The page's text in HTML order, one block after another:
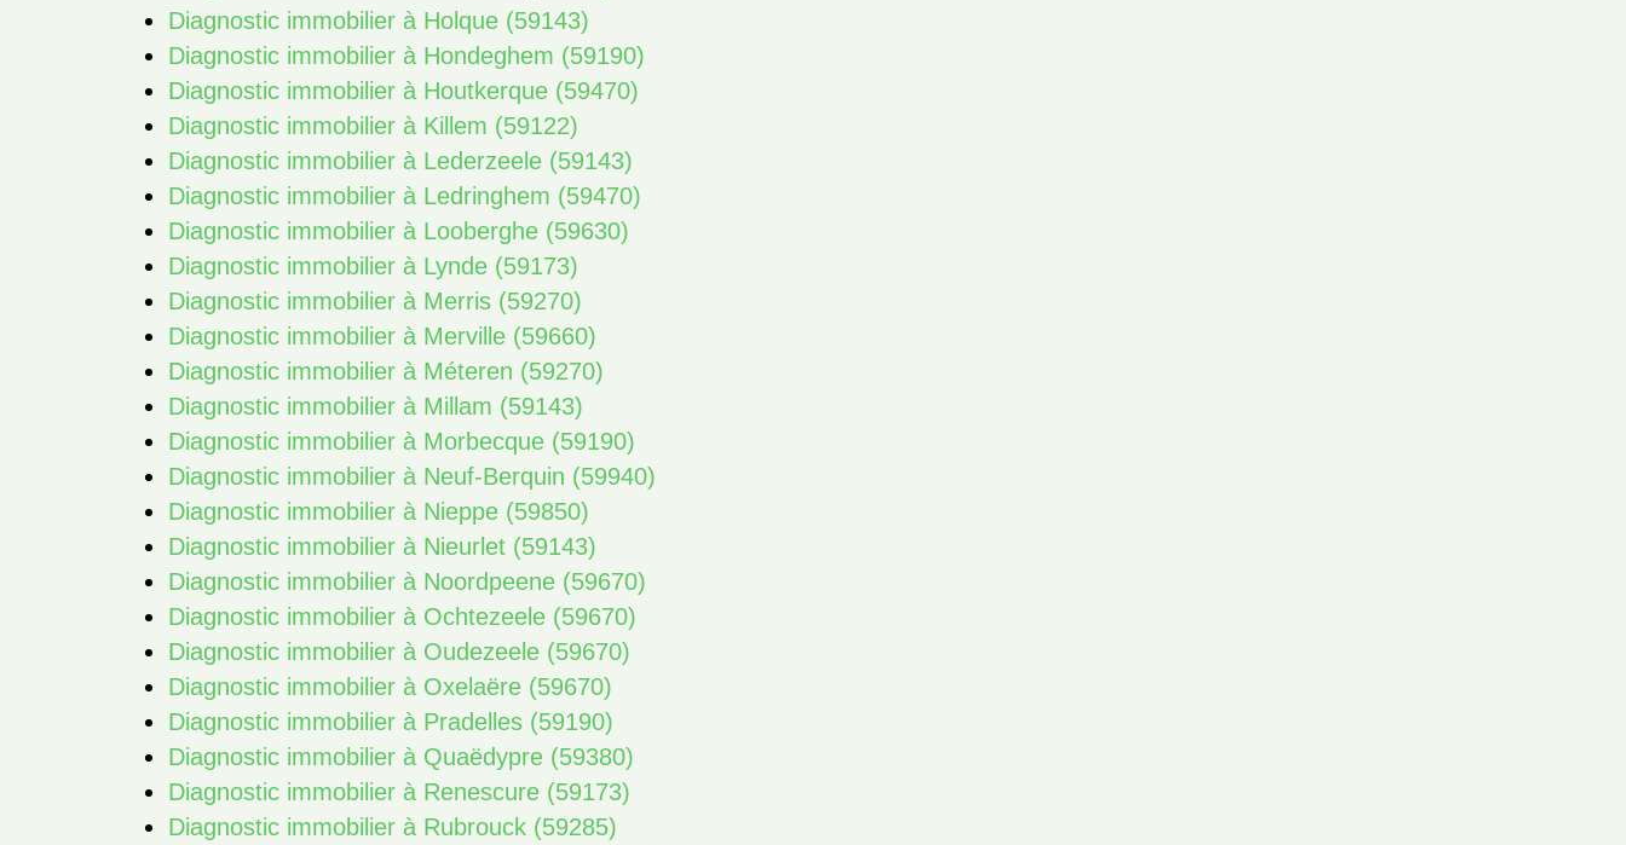
Diagnostic immobilier à Holque (59143)
Diagnostic immobilier à Hondeghem (59190)
Diagnostic immobilier à Houtkerque (59470)
Diagnostic immobilier à Killem (59122)
Diagnostic immobilier à Lederzeele (59143)
Diagnostic immobilier à Ledringhem (59470)
Diagnostic immobilier à Looberghe (59630)
Diagnostic immobilier à Lynde (59173)
Diagnostic immobilier à Merris (59270)
Diagnostic immobilier à Merville (59660)
Diagnostic immobilier à Méteren (59270)
Diagnostic immobilier à Millam (59143)
Diagnostic immobilier à Morbecque (59190)
Diagnostic immobilier à Neuf-Berquin (59940)
Diagnostic immobilier à Nieppe (59850)
Diagnostic immobilier à Nieurlet (59143)
Diagnostic immobilier à Noordpeene (59670)
Diagnostic immobilier à Ochtezeele (59670)
Diagnostic immobilier à Oudezeele (59670)
Diagnostic immobilier à Oxelaëre (59670)
Diagnostic immobilier à Pradelles (59190)
Diagnostic immobilier à Quaëdypre (59380)
Diagnostic immobilier à Renescure (59173)
Diagnostic immobilier à Rubrouck (59285)